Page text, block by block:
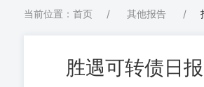
当前位置：首页 / 其他报告 /
胜遇可转债日报